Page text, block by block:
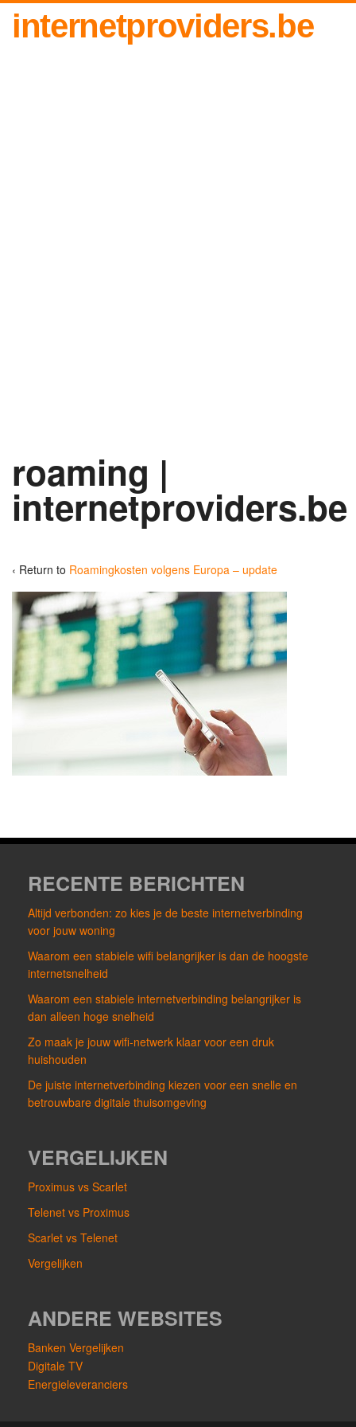
internetproviders.be
roaming |
internetproviders.be
‹ Return to Roamingkosten volgens Europa – update
RECENTE BERICHTEN
Altijd verbonden: zo kies je de beste internetverbinding
voor jouw woning
Waarom een stabiele wifi belangrijker is dan de hoogste
internetsnelheid
Waarom een stabiele internetverbinding belangrijker is
dan alleen hoge snelheid
Zo maak je jouw wifi-netwerk klaar voor een druk
huishouden
De juiste internetverbinding kiezen voor een snelle en
betrouwbare digitale thuisomgeving
VERGELIJKEN
Proximus vs Scarlet
Telenet vs Proximus
Scarlet vs Telenet
Vergelijken
ANDERE WEBSITES
Banken Vergelijken
Digitale TV
Energieleveranciers